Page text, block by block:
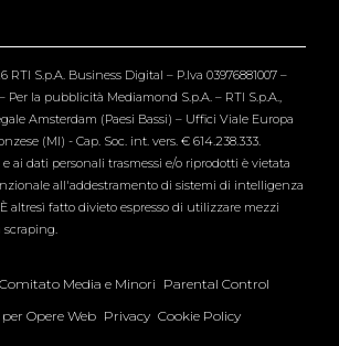
RTI S.p.A. Business Digital – P.Iva 03976881007 –
la pubblicità Mediamond S.p.A. – RTI S.p.A.,
Amsterdam (Paesi Bassi) – Uffici Viale Europa
(MI) - Cap. Soc. int. vers. € 614.238.333.
ai dati personali trasmessi e/o riprodotti è vietata
all'addestramento di sistemi di intelligenza
altresì fatto divieto espresso di utilizzare mezzi
scraping.
Comitato Media e Minori Parental Control
Opere Web Privacy Cookie Policy